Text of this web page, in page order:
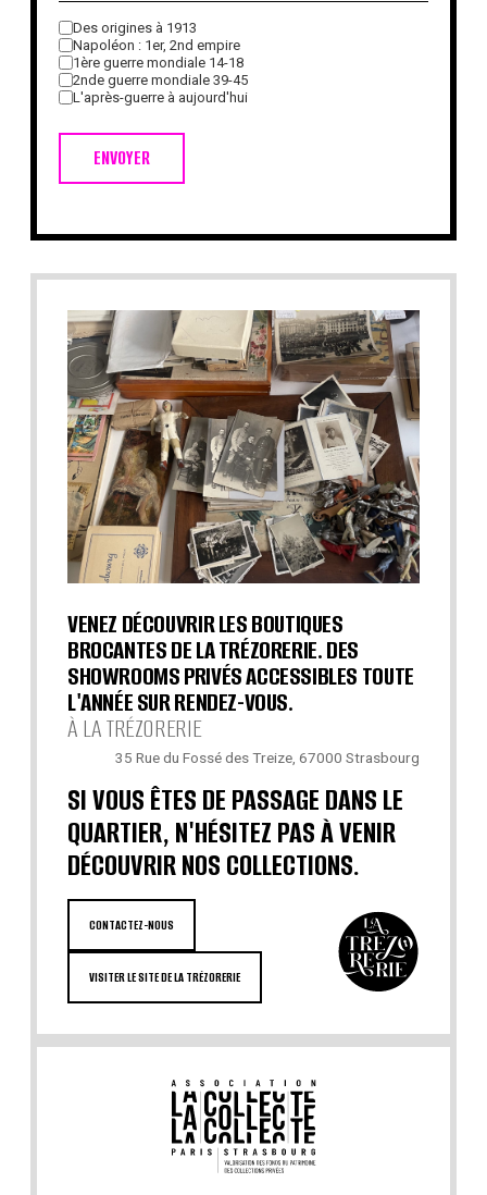
ENVOYER
Des origines à 1913
Napoléon : 1er, 2nd empire
1ère guerre mondiale 14-18
2nde guerre mondiale 39-45
L'après-guerre à aujourd'hui
VENEZ DÉCOUVRIR LES BOUTIQUES
BROCANTES DE LA TRÉZORERIE. DES
SHOWROOMS PRIVÉS ACCESSIBLES TOUTE
L'ANNÉE SUR RENDEZ-VOUS.
À LA TRÉZORERIE
35 Rue du Fossé des Treize, 67000 Strasbourg
SI VOUS ÊTES DE PASSAGE DANS LE
QUARTIER, N'HÉSITEZ PAS À VENIR
DÉCOUVRIR NOS COLLECTIONS.
CONTACTEZ-NOUS
VISITER LE SITE DE LA TRÉZORERIE